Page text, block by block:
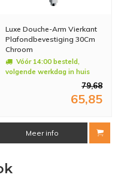
Luxe Douche-Arm Vierkant
Plafondbevestiging 30Cm
Chroom
Vóór 14:00 besteld,
volgende werkdag in huis
79,68
65,85
Meer info